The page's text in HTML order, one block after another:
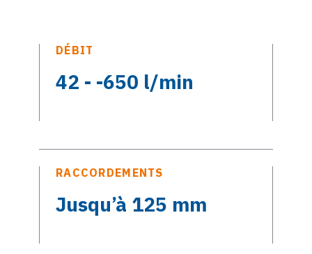
DÉBIT
42 - -650 l/min
RACCORDEMENTS
Jusqu’à 125 mm